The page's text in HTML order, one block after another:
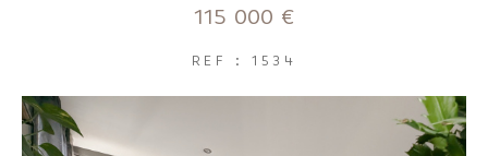
115 000 €
REF : 1534